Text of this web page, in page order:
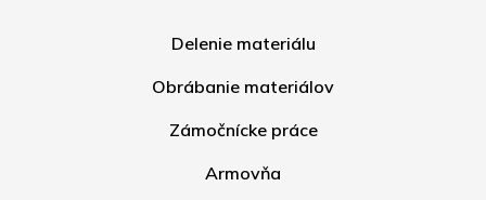
Delenie materiálu
Obrábanie materiálov
Zámočnícke práce
Armovňa